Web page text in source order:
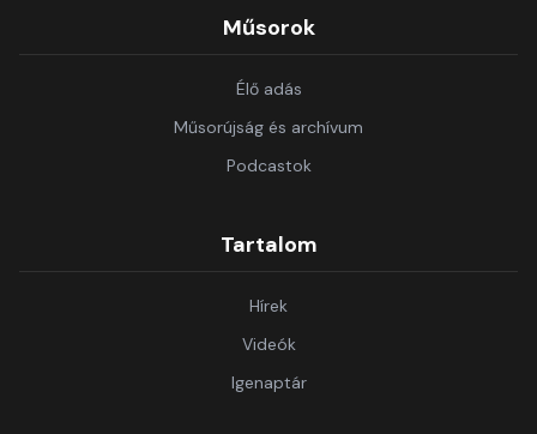
Műsorok
Élő adás
Műsorújság és archívum
Podcastok
Tartalom
Hírek
Videók
Igenaptár